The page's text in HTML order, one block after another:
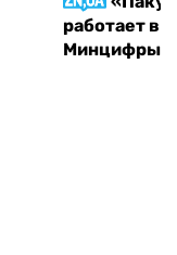
работает в
Минцифры